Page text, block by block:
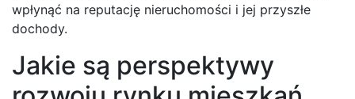
wpłynąć na reputację nieruchomości i jej przyszłe
dochody.
Jakie są perspektywy